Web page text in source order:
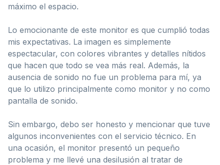
máximo el espacio.
Lo emocionante de este monitor es que cumplió todas
mis expectativas. La imagen es simplemente
espectacular, con colores vibrantes y detalles nítidos
que hacen que todo se vea más real. Además, la
ausencia de sonido no fue un problema para mí, ya
que lo utilizo principalmente como monitor y no como
pantalla de sonido.
Sin embargo, debo ser honesto y mencionar que tuve
algunos inconvenientes con el servicio técnico. En
una ocasión, el monitor presentó un pequeño
problema y me llevé una desilusión al tratar de